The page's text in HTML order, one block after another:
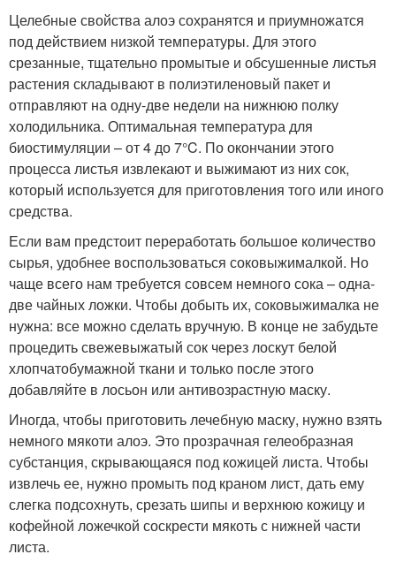
Целебные свойства алоэ сохранятся и приумножатся
под действием низкой температуры. Для этого
срезанные, тщательно промытые и обсушенные листья
растения складывают в полиэтиленовый пакет и
отправляют на одну-две недели на нижнюю полку
холодильника. Оптимальная температура для
биостимуляции – от 4 до 7°C. По окончании этого
процесса листья извлекают и выжимают из них сок,
который используется для приготовления того или иного
средства.
Если вам предстоит переработать большое количество
сырья, удобнее воспользоваться соковыжималкой. Но
чаще всего нам требуется совсем немного сока – одна-
две чайных ложки. Чтобы добыть их, соковыжималка не
нужна: все можно сделать вручную. В конце не забудьте
процедить свежевыжатый сок через лоскут белой
хлопчатобумажной ткани и только после этого
добавляйте в лосьон или антивозрастную маску.
Иногда, чтобы приготовить лечебную маску, нужно взять
немного мякоти алоэ. Это прозрачная гелеобразная
субстанция, скрывающаяся под кожицей листа. Чтобы
извлечь ее, нужно промыть под краном лист, дать ему
слегка подсохнуть, срезать шипы и верхнюю кожицу и
кофейной ложечкой соскрести мякоть с нижней части
листа.